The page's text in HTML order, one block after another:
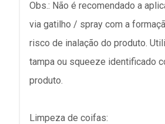
Obs.: Não é recomendado a
via gatilho / spray com a
risco de inalação do produto.
tampa ou squeeze identificado
produto.
Limpeza de coifas: